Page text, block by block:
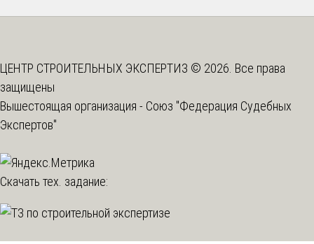
ЦЕНТР СТРОИТЕЛЬНЫХ ЭКСПЕРТИЗ © 2026. Все права
защищены
Вышестоящая организация - Союз "Федерация Судебных
Экспертов"
Скачать тех. задание: